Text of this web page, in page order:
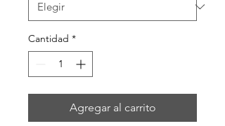
Cantidad *
Agregar al carrito